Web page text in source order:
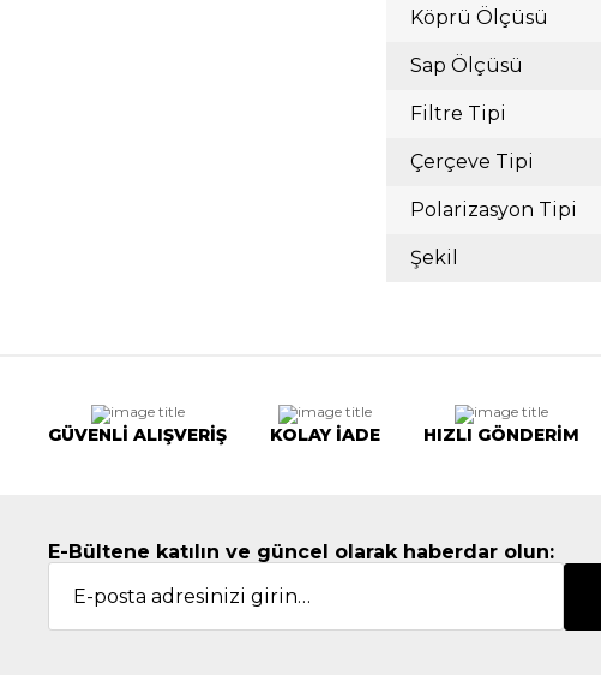
Köprü Ölçüsü
Sap Ölçüsü
Filtre Tipi
Çerçeve Tipi
Polarizasyon Tipi
Şekil
GÜVENLİ ALIŞVERİŞ KOLAY İADE HIZLI GÖNDERİM
E-Bültene katılın ve güncel olarak haberdar olun: